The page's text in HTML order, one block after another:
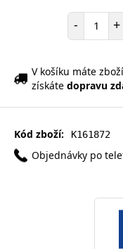
- Počet+
V košíku máte
získáte dopravu
Kód zboží: K161872
Objednávky po